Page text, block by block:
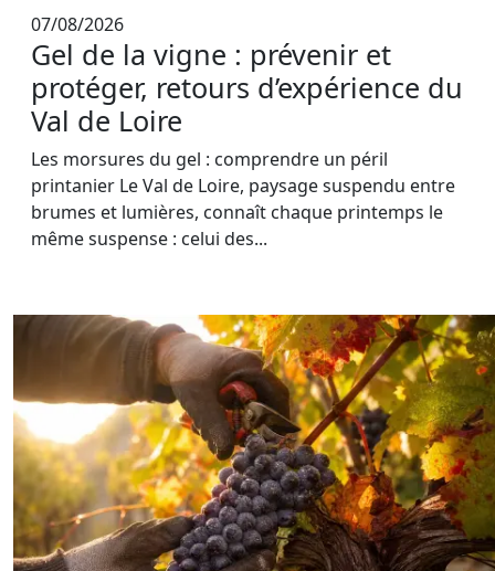
07/08/2026
Gel de la vigne : prévenir et
protéger, retours d’expérience du
Val de Loire
Les morsures du gel : comprendre un péril
printanier Le Val de Loire, paysage suspendu entre
brumes et lumières, connaît chaque printemps le
même suspense : celui des...